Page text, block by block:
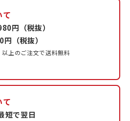
て
円（税抜）
円（税抜）
上のご注文で送料無料
て
短で翌日